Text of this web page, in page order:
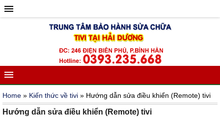
Home » Kiến thức về tivi » Hướng dẫn sửa điều khiển (Remote) tivi
Hướng dẫn sửa điều khiển (Remote) tivi